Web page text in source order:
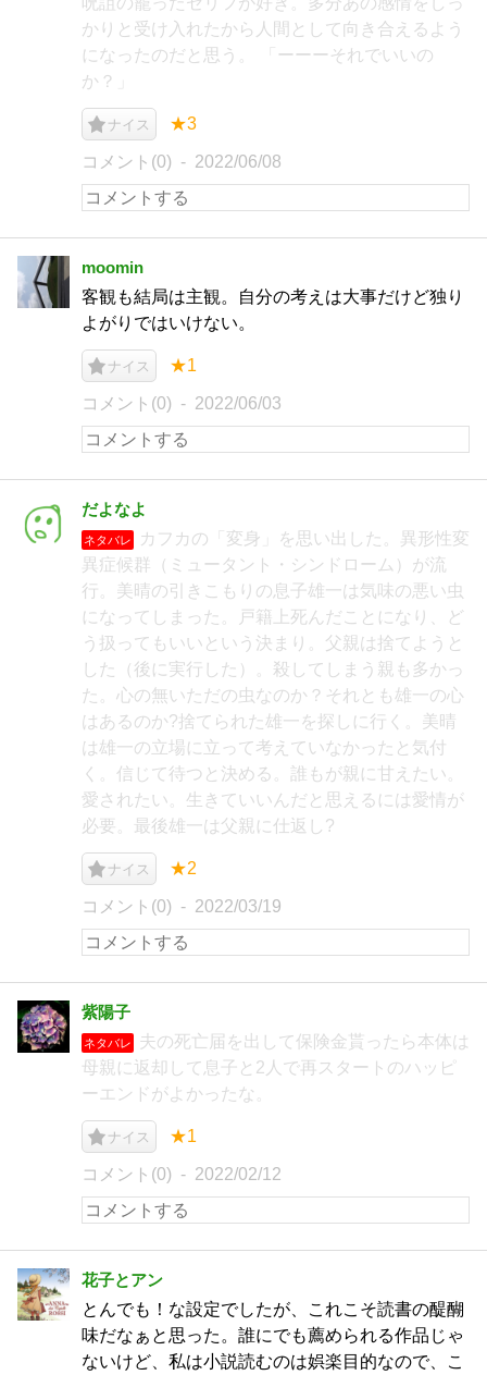
かりと受け入れたから人間として向き合えるよう
になったのだと思う。 「ーーーそれでいいの
か？」
ナイス ★3
コメント(0) 2022/06/08
moomin
客観も結局は主観。自分の考えは大事だけど独り
よがりではいけない。
ナイス ★1
コメント(0) 2022/06/03
だよなよ
ネタバレ
カフカの「変身」を思い出した。異形性変
異症候群（ミュータント・シンドローム）が流
行。美晴の引きこもりの息子雄一は気味の悪い虫
になってしまった。戸籍上死んだことになり、ど
う扱ってもいいという決まり。父親は捨てようと
した（後に実行した）。殺してしまう親も多かっ
た。心の無いただの虫なのか？それとも雄一の心
はあるのか?捨てられた雄一を探しに行く。美晴
は雄一の立場に立って考えていなかったと気付
く。信じて待つと決める。誰もが親に甘えたい。
愛されたい。生きていいんだと思えるには愛情が
必要。最後雄一は父親に仕返し?
ナイス ★2
コメント(0) 2022/03/19
紫陽子
ネタバレ
夫の死亡届を出して保険金貰ったら本体は
母親に返却して息子と2人で再スタートのハッピ
ーエンドがよかったな。
ナイス ★1
コメント(0) 2022/02/12
花子とアン
とんでも！な設定でしたが、これこそ読書の醍醐
味だなぁと思った。誰にでも薦められる作品じゃ
ないけど、私は小説読むのは娯楽目的なので、こ